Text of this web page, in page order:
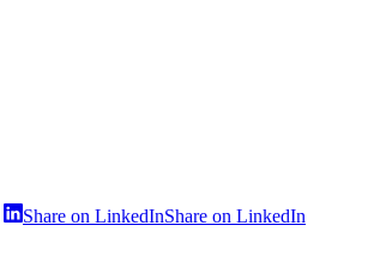
Share on LinkedInShare on LinkedIn